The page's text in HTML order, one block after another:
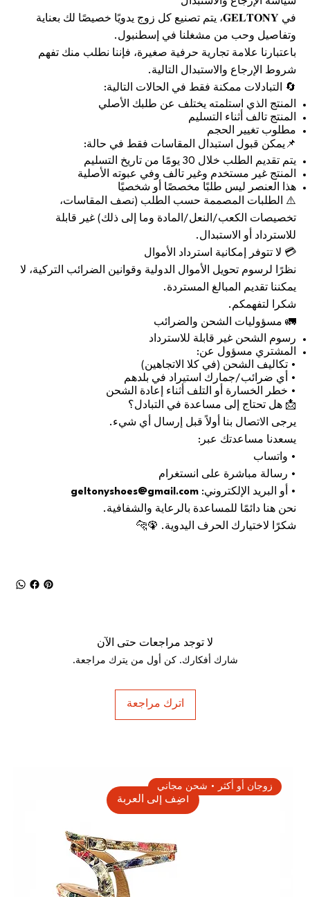
في 𝐆𝐄𝐋𝐓𝐎𝐍𝐘، يتم تصنيع كل زوج يدويًا خصيصًا لك بعناية
وتفاصيل وحب من مشغلنا في إسطنبول.
باعتبارنا علامة تجارية حرفية صغيرة، فإننا نطلب منك تفهم
شروط الإرجاع والاستبدال التالية.
🔄 التبادلات ممكنة فقط في الحالات التالية:
المنتج الذي استلمته يختلف عن طلبك الأصلي
المنتج تالف أثناء التسليم
مطلوب تغيير الحجم
📌يمكن قبول استبدال المقاسات فقط في حالة:
يتم تقديم الطلب خلال 30 يومًا من تاريخ التسليم
المنتج غير مستخدم وغير تالف وفي عبوته الأصلية
هذا العنصر ليس طلبًا مخصصًا أو شخصيًا
⚠️ الطلبات المصممة حسب الطلب (نصف المقاسات،
تخصيصات الكعب/النعل/المادة وما إلى ذلك) غير قابلة
للاسترداد أو الاستبدال.
💳 لا تتوفر إمكانية استرداد الأموال
نظرًا لرسوم تحويل الأموال الدولية وقوانين الضرائب التركية، لا
يمكننا تقديم المبالغ المستردة.
شكرا لتفهمكم.
🚛 مسؤوليات الشحن والضرائب
رسوم الشحن غير قابلة للاسترداد
المشتري مسؤول عن:
• تكاليف الشحن (في كلا الاتجاهين)
• أي ضرائب/جمارك استيراد في بلدهم
• خطر الخسارة أو التلف أثناء إعادة الشحن
📩 هل تحتاج إلى مساعدة في التبادل؟
يرجى الاتصال بنا أولاً قبل إرسال أي شيء.
يسعدنا مساعدتك عبر:
• واتساب
• رسالة مباشرة على انستغرام
• أو البريد الإلكتروني: geltonyshoes@gmail.com
نحن هنا دائمًا للمساعدة بالرعاية والشفافية.
شكرًا لاختيارك الحرف اليدوية. 🦚🐆
لا توجد مراجعات حتى الآن
شارك أفكارك. كن أول من يترك مراجعة.
اترك مراجعة
أضِف إلى العربة
زوجان أو أكثر • شحن مجاني